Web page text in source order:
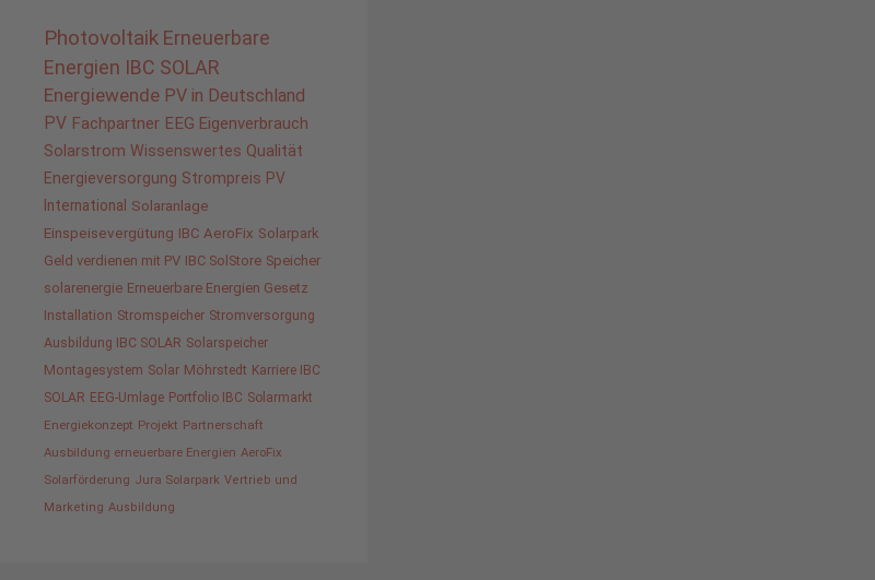
Photovoltaik Erneuerbare
Energien IBC SOLAR
Energiewende PV in Deutschland
PV Fachpartner EEG Eigenverbrauch
Solarstrom Wissenswertes Qualität
Energieversorgung Strompreis PV
International Solaranlage
Einspeisevergütung IBC AeroFix Solarpark
Geld verdienen mit PV IBC SolStore Speicher
solarenergie Erneuerbare Energien Gesetz
Installation Stromspeicher Stromversorgung
Ausbildung IBC SOLAR Solarspeicher
Montagesystem Solar Möhrstedt Karriere IBC
SOLAR EEG-Umlage Portfolio IBC Solarmarkt
Energiekonzept Projekt Partnerschaft
Ausbildung erneuerbare Energien AeroFix
Solarförderung Jura Solarpark Vertrieb und
Marketing Ausbildung